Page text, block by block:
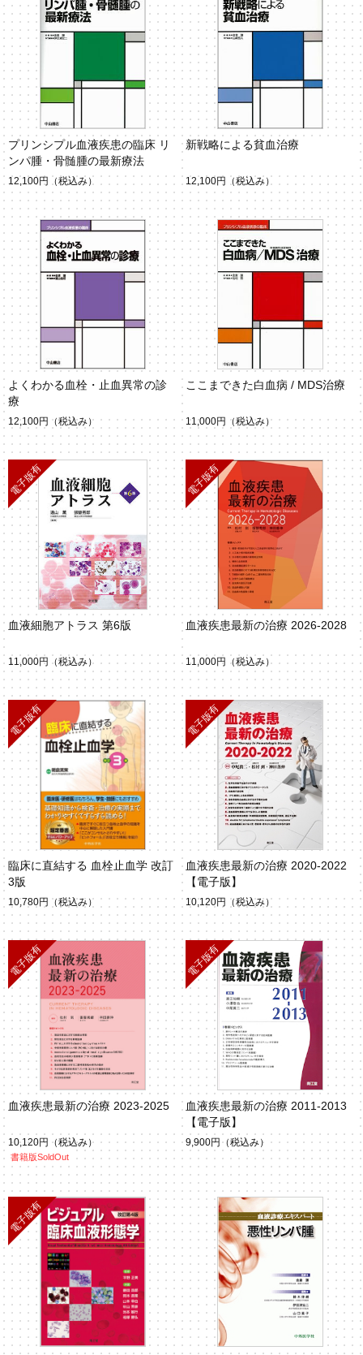
プリンシプル血液疾患の臨床 リ
ンパ腫・骨髄腫の最新療法
12,100円 （税込み）
新戦略による貧血治療
12,100円 （税込み）
よくわかる血栓・止血異常の診
療
12,100円 （税込み）
ここまできた白血病 / MDS治療
11,000円 （税込み）
血液細胞アトラス 第6版
11,000円 （税込み）
血液疾患最新の治療 2026-2028
11,000円 （税込み）
臨床に直結する 血栓止血学 改訂
3版
10,780円 （税込み）
血液疾患最新の治療 2020-2022
【電子版】
10,120円 （税込み）
血液疾患最新の治療 2023-2025
10,120円 （税込み）
書籍版SoldOut
血液疾患最新の治療 2011-2013
【電子版】
9,900円 （税込み）